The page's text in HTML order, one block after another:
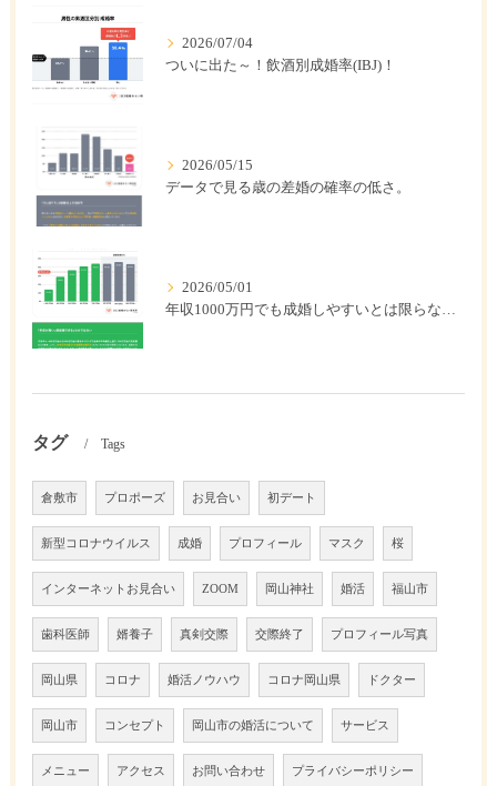
2026/07/04
ついに出た～！飲酒別成婚率(IBJ)！
2026/05/15
データで見る歳の差婚の確率の低さ。
2026/05/01
タグ Tags
倉敷市 プロポーズ お見合い 初デート
新型コロナウイルス 成婚 プロフィール マスク 桜
インターネットお見合い ZOOM 岡山神社 婚活 福山市
歯科医師 婿養子 真剣交際 交際終了 プロフィール写真
岡山県 コロナ 婚活ノウハウ コロナ岡山県 ドクター
岡山市 コンセプト 岡山市の婚活について サービス
メニュー アクセス お問い合わせ プライバシーポリシー